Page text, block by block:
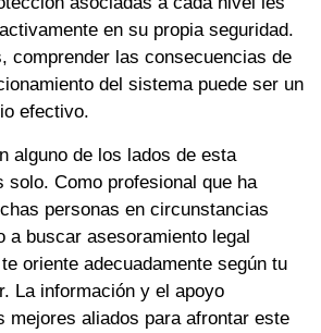
en su propia seguridad.
comprender las consecuencias de
del sistema puede ser un
efectivo.
alguno de los lados de esta
solo. Como profesional que ha
personas en circunstancias
a buscar asesoramiento legal
oriente adecuadamente según tu
La información y el apoyo
mejores aliados para afrontar este